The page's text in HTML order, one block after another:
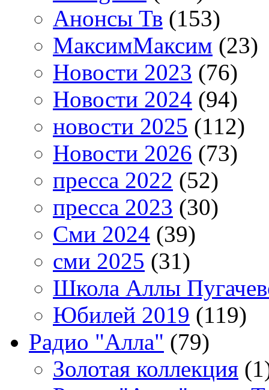
Анонсы Тв (153)
МаксимМаксим (23)
Новости 2023 (76)
Новости 2024 (94)
новости 2025 (112)
Новости 2026 (73)
пресса 2022 (52)
пресса 2023 (30)
Сми 2024 (39)
сми 2025 (31)
Школа Аллы
Юбилей 2019 (119)
Радио "Алла" (79)
Золотая коллекция